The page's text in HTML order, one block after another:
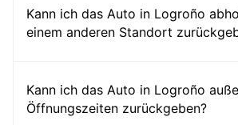
Kann ich das Auto in Logroño
einem anderen Standort
Kann ich das Auto in Logroño
Öffnungszeiten zurückgeben?